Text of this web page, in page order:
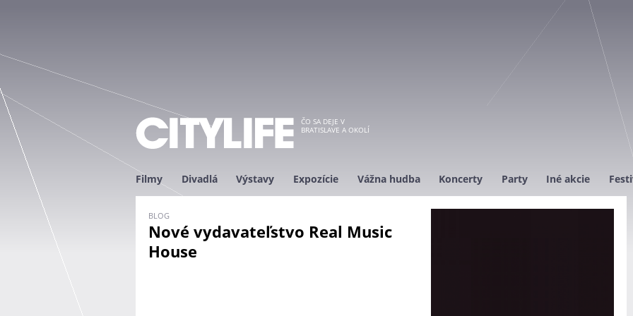
ČO SA DEJE V
BRATISLAVE A OKOLÍ
Filmy Divadlá Výstavy Expozície Vážna hudba Koncerty Party Iné akcie
Nové vydavateľstvo Real Music
House
BLOG